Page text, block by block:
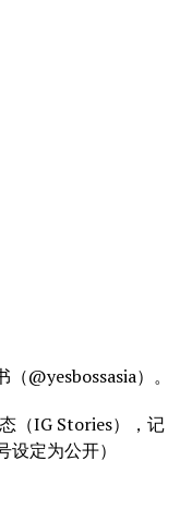
@yesbossasia）。
（IG Stories），记
定为公开）